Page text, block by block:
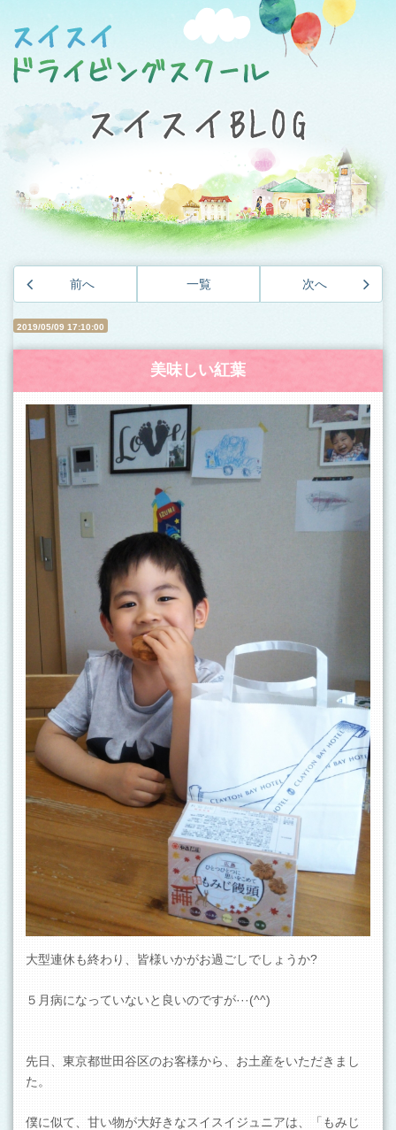
前へ 一覧 次へ
2019/05/09 17:10:00
美味しい紅葉
大型連休も終わり、皆様いかがお過ごしでしょうか?
５月病になっていないと良いのですが···(^^)
先日、東京都世田谷区のお客様から、お土産をいただきまし
た。
僕に似て、甘い物が大好きなスイスイジュニアは、「もみじ